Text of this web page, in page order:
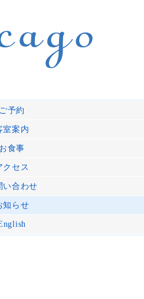
ご予約
室案内
お食事
クセス
い合わせ
知らせ